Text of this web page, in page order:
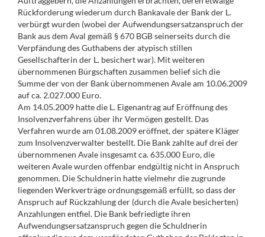
Rückforderung wiederum durch Bankavale der Bank der L.
verbürgt wurden (wobei der Aufwendungsersatzanspruch der
Bank aus dem Aval gemäß § 670 BGB seinerseits durch die
Verpfändung des Guthabens der atypisch stillen
Gesellschafterin der L. besichert war). Mit weiteren
übernommenen Bürgschaften zusammen belief sich die
Summe der von der Bank übernommenen Avale am 10.06.2009
auf ca. 2.027.000 Euro.
Am 14.05.2009 hatte die L. Eigenantrag auf Eröffnung des
Insolvenzverfahrens über ihr Vermögen gestellt. Das
Verfahren wurde am 01.08.2009 eröffnet, der spätere Kläger
zum Insolvenzverwalter bestellt. Die Bank zahlte auf drei der
übernommenen Avale insgesamt ca. 635.000 Euro, die
weiteren Avale wurden offenbar endgültig nicht in Anspruch
genommen. Die Schuldnerin hatte vielmehr die zugrunde
liegenden Werkverträge ordnungsgemäß erfüllt, so dass der
Anspruch auf Rückzahlung der (durch die Avale besicherten)
Anzahlungen entfiel. Die Bank befriedigte ihren
Aufwendungsersatzanspruch gegen die Schuldnerin